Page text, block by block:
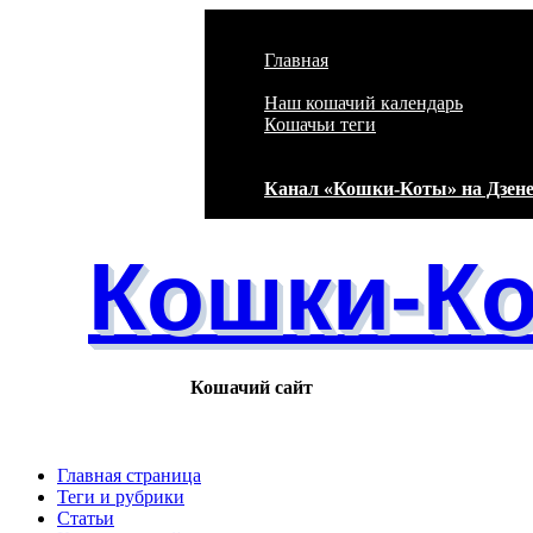
Главная
Наш кошачий календарь
Кошачьи теги
Канал «Кошки-Коты» на Дзене
Кошки-
Кошачий сайт
Главная страница
Теги и рубрики
Статьи